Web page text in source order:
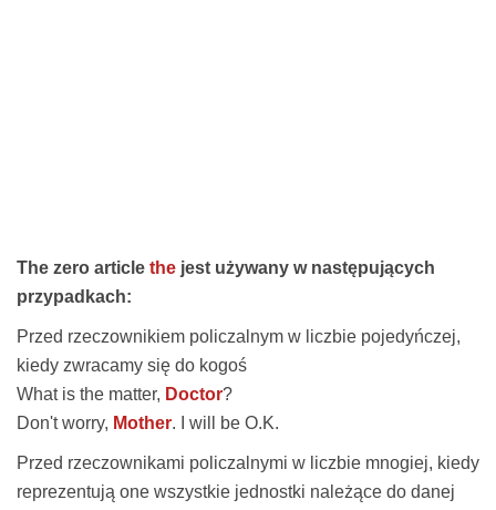
The zero article the jest używany w następujących
przypadkach:
Przed rzeczownikiem policzalnym w liczbie pojedyńczej,
kiedy zwracamy się do kogoś
What is the matter, Doctor?
Don't worry, Mother. I will be O.K.
Przed rzeczownikami policzalnymi w liczbie mnogiej, kiedy
reprezentują one wszystkie jednostki należące do danej